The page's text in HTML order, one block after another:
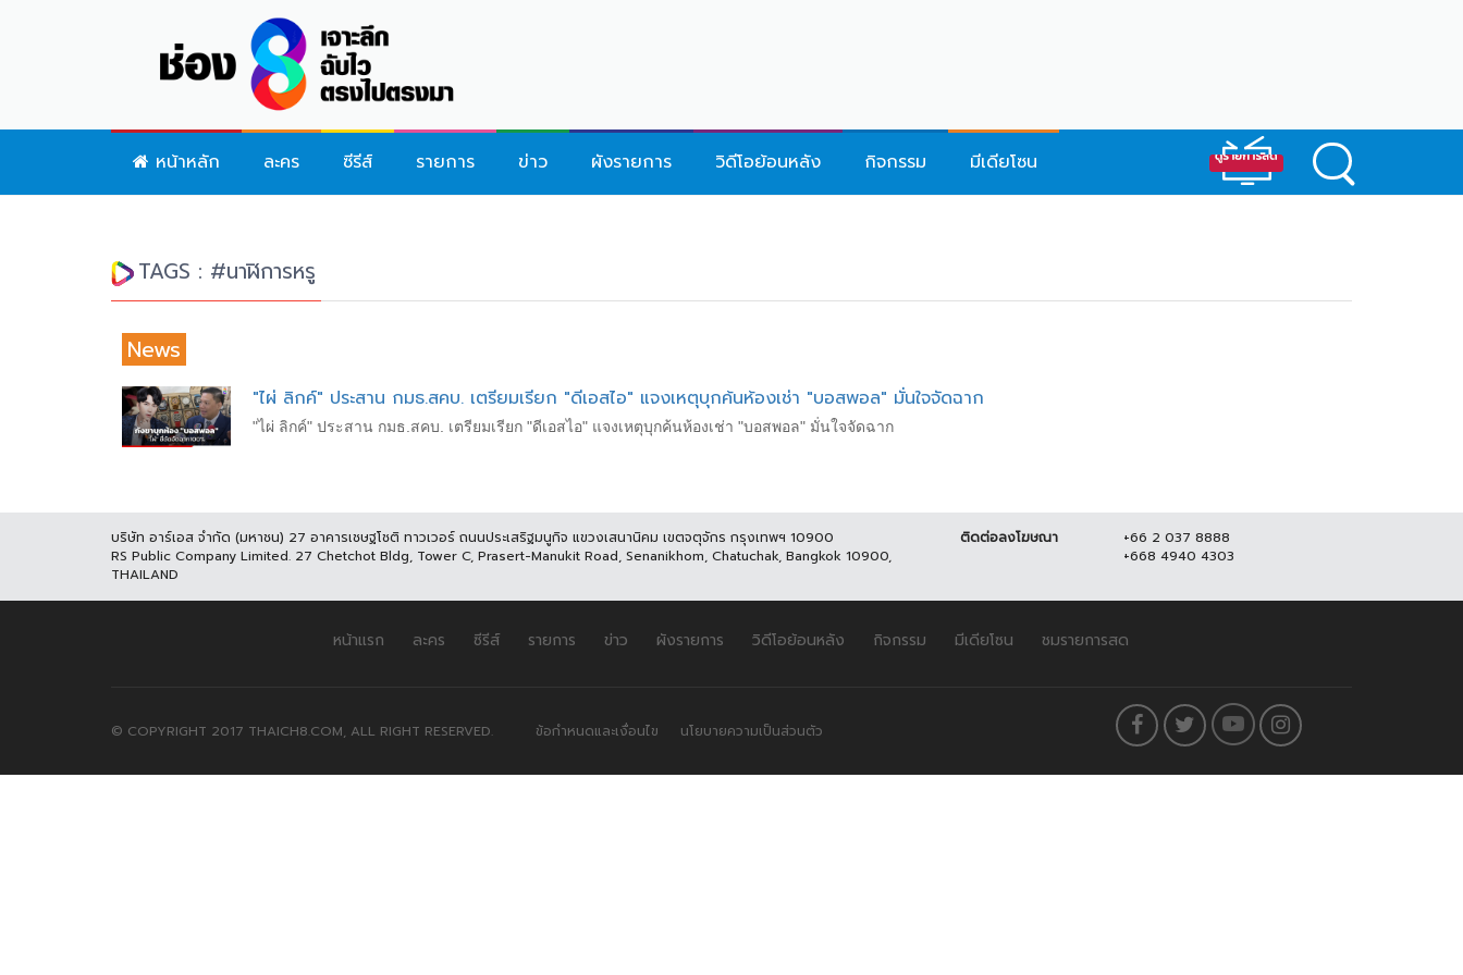
หน้าหลัก ละคร ซีรีส์ รายการ ข่าว ผังรายการ วิดีโอย้อนหลัง กิจกรรม มีเดียโซน
TAGS : #นาฬิการหรู
News
"ไผ่ ลิกค์" ประสาน​ กมธ.สคบ. เตรียมเรียก "ดีเอสไอ" แจงเหตุบุกค้นห้องเช่า "บอสพอล" มั่นใจจัดฉาก
"ไผ่ ลิกค์" ประสาน​ กมธ.สคบ. เตรียมเรียก "ดีเอสไอ" แจงเหตุบุกค้นห้องเช่า "บอสพอล" มั่นใจจัดฉาก
บริษัท อาร์เอส จำกัด (มหาชน) 27 อาคารเชษฐโชติ ทาวเวอร์ ถนนประเสริฐมนูกิจ แขวงเสนานิคม เขตจตุจักร กรุงเทพฯ 10900
RS Public Company Limited. 27 Chetchot Bldg, Tower C, Prasert-Manukit Road, Senanikhom, Chatuchak, Bangkok 10900,
THAILAND
ติดต่อลงโฆษณา
+66 2 037 8888
+668 4940 4303
หน้าแรก ละคร ซีรีส์ รายการ ข่าว ผังรายการ วิดีโอย้อนหลัง กิจกรรม มีเดียโซน ชมรายการสด
© COPYRIGHT 2017 THAICH8.COM, ALL RIGHT RESERVED. ข้อกำหนดและเงื่อนไข นโยบายความเป็นส่วนตัว